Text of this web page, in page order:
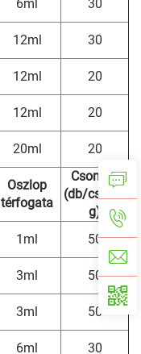
6ml
30
12ml
30
12ml
20
12ml
20
20ml 20
Oszlop
térfogata
Csomag
(db/csoma
g)
1ml
50
3ml
50
3ml
50
6ml
30